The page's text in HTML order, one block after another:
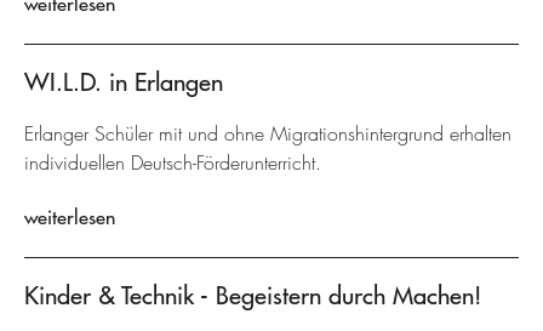
WI.L.D. in Erlangen
Erlanger Schüler mit und ohne Migrationshintergrund erhalten
individuellen Deutsch-Förderunterricht.
weiterlesen
Kinder & Technik - Begeistern durch Machen!